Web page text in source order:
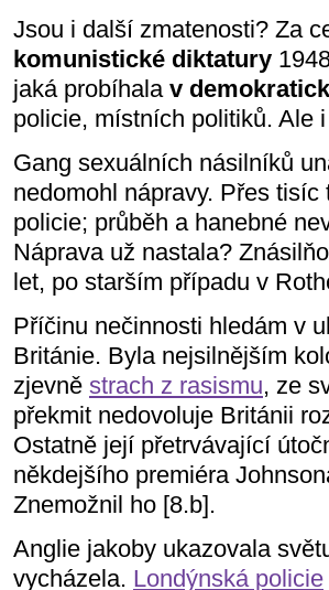
Jsou i další zmatenosti? Za
komunistické diktatury
jaká probíhala v
policie, místních politiků. Ale
Gang sexuálních násilníků
nedomohl nápravy. Přes
policie; průběh a hanebné
Náprava už nastala?
let, po starším případu v
Příčinu nečinnosti hledám v
Británie. Byla nejsilnějším
zjevně strach z rasismu, ze
překmit nedovoluje Británii
Ostatně její přetrvávající
někdejšího premiéra
Znemožnil ho [8.b].
Anglie jakoby ukazovala
vycházela. Londýnská policie